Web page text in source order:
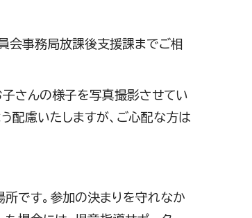
会事務局放課後支援課までご相
子さんの様子を写真撮影させてい
配慮いたしますが、ご心配な方は
です。参加の決まりを守れなか